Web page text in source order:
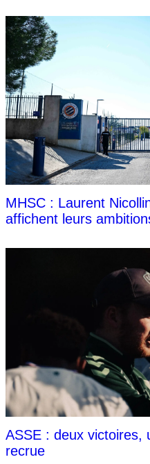
MHSC : Laurent
affichent leurs
ASSE : deux victoires,
recrue